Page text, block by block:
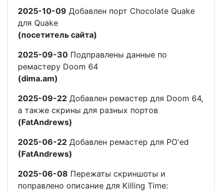
2025-10-09 Добавлен порт Chocolate Quake
для Quake
(посетитель сайта)
2025-09-30 Подправлены данные по
ремастеру Doom 64
(dima.am)
2025-09-22 Добавлен ремастер для Doom 64,
а также скрины для разных портов
(FatAndrews)
2025-06-22 Добавлен ремастер для PO'ed
(FatAndrews)
2025-06-08 Пережаты скриншоты и
поправлено описание для Killing Time: